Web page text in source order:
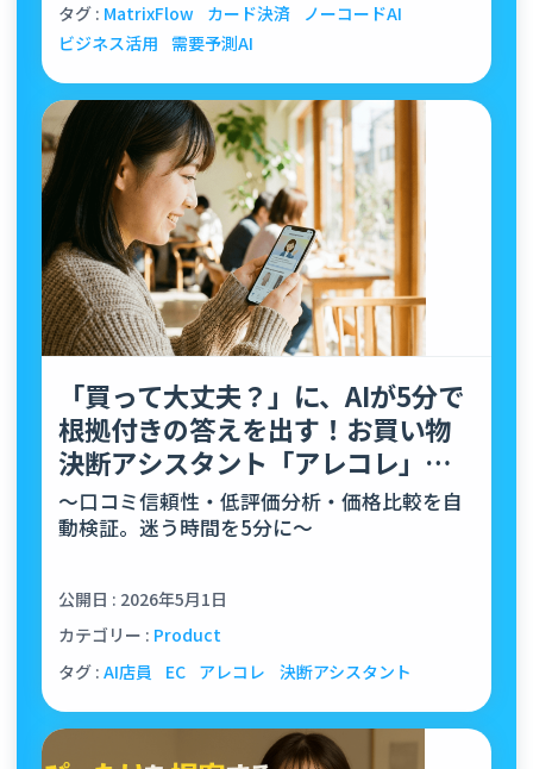
タグ : MatrixFlow カード決済
ノーコードAI
ビジネス活用
需要予測AI
「買って大丈夫？」に、AIが5分で
根拠付きの答えを出す！お買い物
決断アシスタント「アレコレ」正
式リリース
〜口コミ信頼性・低評価分析・価格比較を自
動検証。迷う時間を5分に〜
公開日 : 2026年5月1日
カテゴリー : Product
タグ : AI店員 EC アレコレ 決断アシスタント